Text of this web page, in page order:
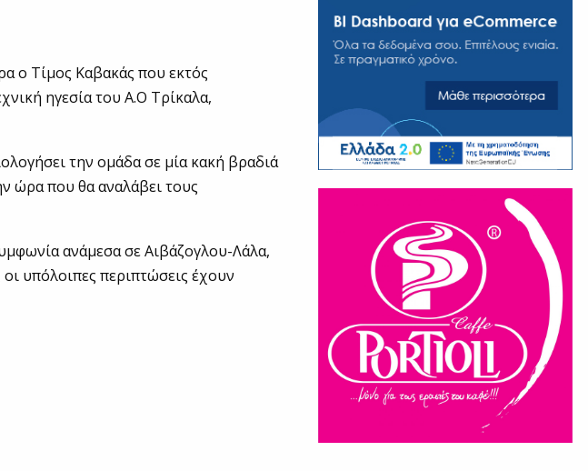
ο Τίμος Καβακάς που εκτός
ηγεσία του Α.Ο Τρίκαλα,
την ομάδα σε μία κακή βραδιά
ώρα που θα αναλάβει τους
ανάμεσα σε Αιβάζογλου-Λάλα,
υπόλοιπες περιπτώσεις έχουν